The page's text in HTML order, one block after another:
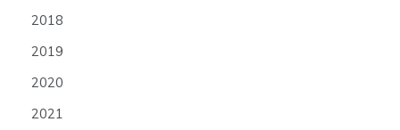
2018
2019
2020
2021